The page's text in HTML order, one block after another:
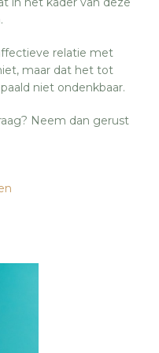
relatie met
maar dat het tot
niet ondenkbaar.
Neem dan gerust